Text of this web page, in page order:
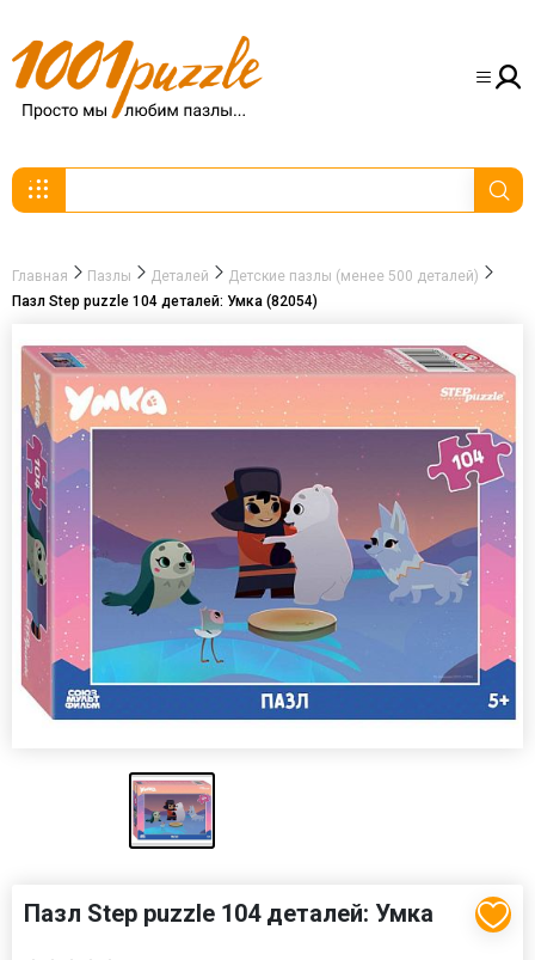
Главная Пазлы Деталей
Детские пазлы (менее 500 деталей)
Пазл Step puzzle 104 деталей: Умка (82054)
Пазл Step puzzle 104 деталей: Умка